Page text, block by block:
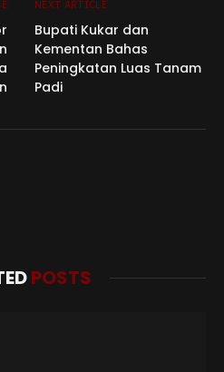
NEXT ARTICLE
Bupati Kukar dan
Kementan Bahas
Peningkatan Luas Tanam
Padi
POSTS